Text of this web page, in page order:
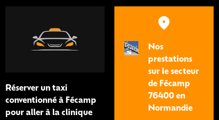
Réserver un taxi
conventionné à Fécamp
pour aller à la clinique
Nos
prestations
sur le secteur
de Fécamp
76400 en
Normandie